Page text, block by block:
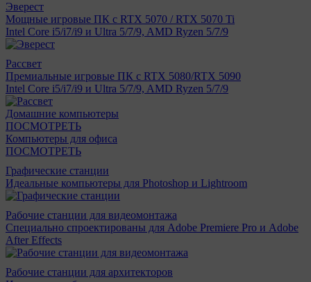
Эверест
Мощные игровые ПК с RTX 5070 / RTX 5070 Ti
Intel Core i5/i7/i9 и Ultra 5/7/9, AMD Ryzen 5/7/9
Рассвет
Премиальные игровые ПК с RTX 5080/RTX 5090
Intel Core i5/i7/i9 и Ultra 5/7/9, AMD Ryzen 5/7/9
Домашние компьютеры
ПОСМОТРЕТЬ
Компьютеры для офиса
ПОСМОТРЕТЬ
Графические станции
Идеальные компьютеры для Photoshop и Lightroom
Рабочие станции для видеомонтажа
Специально спроектированы для Adobe Premiere Pro и Adobe
After Effects
Рабочие станции для архитекторов